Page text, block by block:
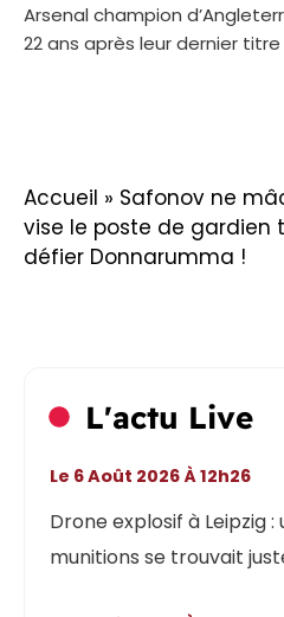
Arsenal champion
22 ans après leur dernier
Accueil » Safonov ne
vise le poste de gardien
défier Donnarumma !
L'actu Live
Drone explosif à Leipzig
munitions se trouvait
Le 6 Août 2026 À 12h26